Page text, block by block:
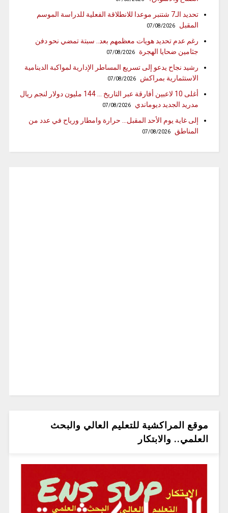
تحديد الـ7 شتنبر موعدا للانطلاقة الفعلية للدراسة الموسم
المقبل
07/08/2026
رغم عدم تحديد هويات معظمهم بعد.. سبتة تمضي نحو دفن
جثامين ضحايا الهجرة
07/08/2026
رشيد نجاح يدعو إلى تسريع المساطر الإدارية لمواكبة الدينامية
الاستثمارية بمراكش
07/08/2026
أغلى 10 لاعبين أفارقة عبر التاريخ … 144 مليون دولار لنجم ريال
مدريد الجديد ديوماندي
07/08/2026
إلى غاية يوم الأحد المقبل… حرارة وامطار ورياح في عدد من
المناطق
07/08/2026
موقع المراكشية للتعليم العالي والبحث
العلمي.. والابتكار